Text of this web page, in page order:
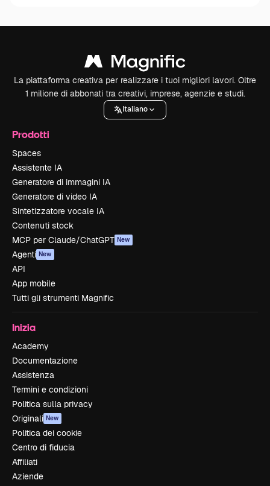
La piattaforma creativa per realizzare i tuoi migliori lavori. Oltre
1 milione di abbonati tra creativi, imprese, agenzie e studi.
Italiano
Prodotti
Spaces
Assistente IA
Generatore di immagini IA
Generatore di video IA
Sintetizzatore vocale IA
Contenuti stock
MCP per Claude/ChatGPT New
Agenti New
API
App mobile
Tutti gli strumenti Magnific
Inizia
Academy
Documentazione
Assistenza
Termini e condizioni
Politica sulla privacy
Originali New
Politica dei cookie
Centro di fiducia
Affiliati
Aziende